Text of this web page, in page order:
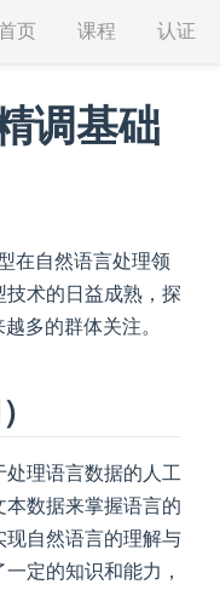
页 课程 认证
调基础
在自然语言处理领
术的日益成熟，探
多的群体关注。
理语言数据的人工
数据来掌握语言的
自然语言的理解与
定的知识和能力，